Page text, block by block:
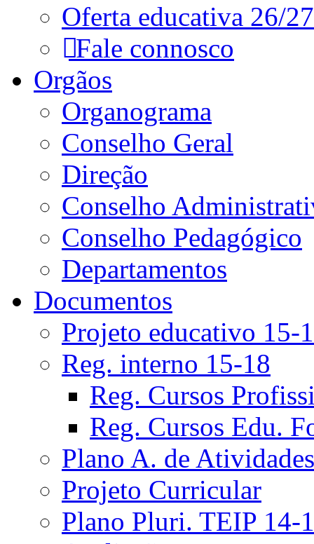
Oferta educativa 26/27
Fale connosco
Orgãos
Organograma
Conselho Geral
Direção
Conselho
Conselho Pedagógico
Departamentos
Documentos
Projeto educativo 15-
Reg. interno 15-18
Reg. Cursos
Reg. Cursos Edu.
Plano A. de Atividades
Projeto Curricular
Plano Pluri. TEIP 14-